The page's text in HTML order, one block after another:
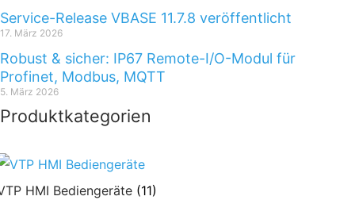
Service-Release VBASE 11.7.8 veröffentlicht
17. März 2026
Robust & sicher: IP67 Remote-I/O-Modul für
Profinet, Modbus, MQTT
5. März 2026
Produktkategorien
HMI Bediengeräte (11)